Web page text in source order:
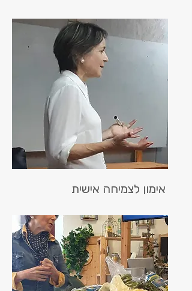
אימון לצמיחה אישית